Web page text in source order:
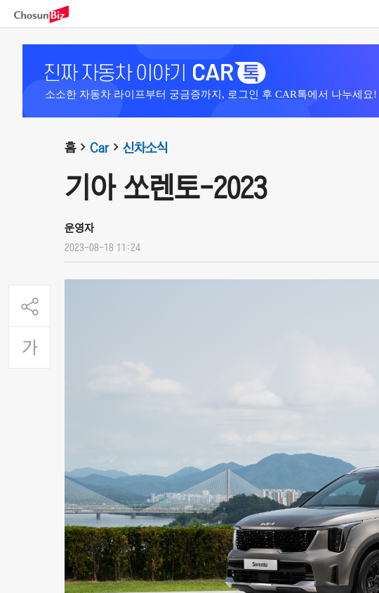
소소한 자동차 라이프부터 궁금증까지, 로그인 후 CAR톡에서 나누세요!
홈 Car 신차소식
기아 쏘렌토-2023
운영자
2023-08-18 11:24